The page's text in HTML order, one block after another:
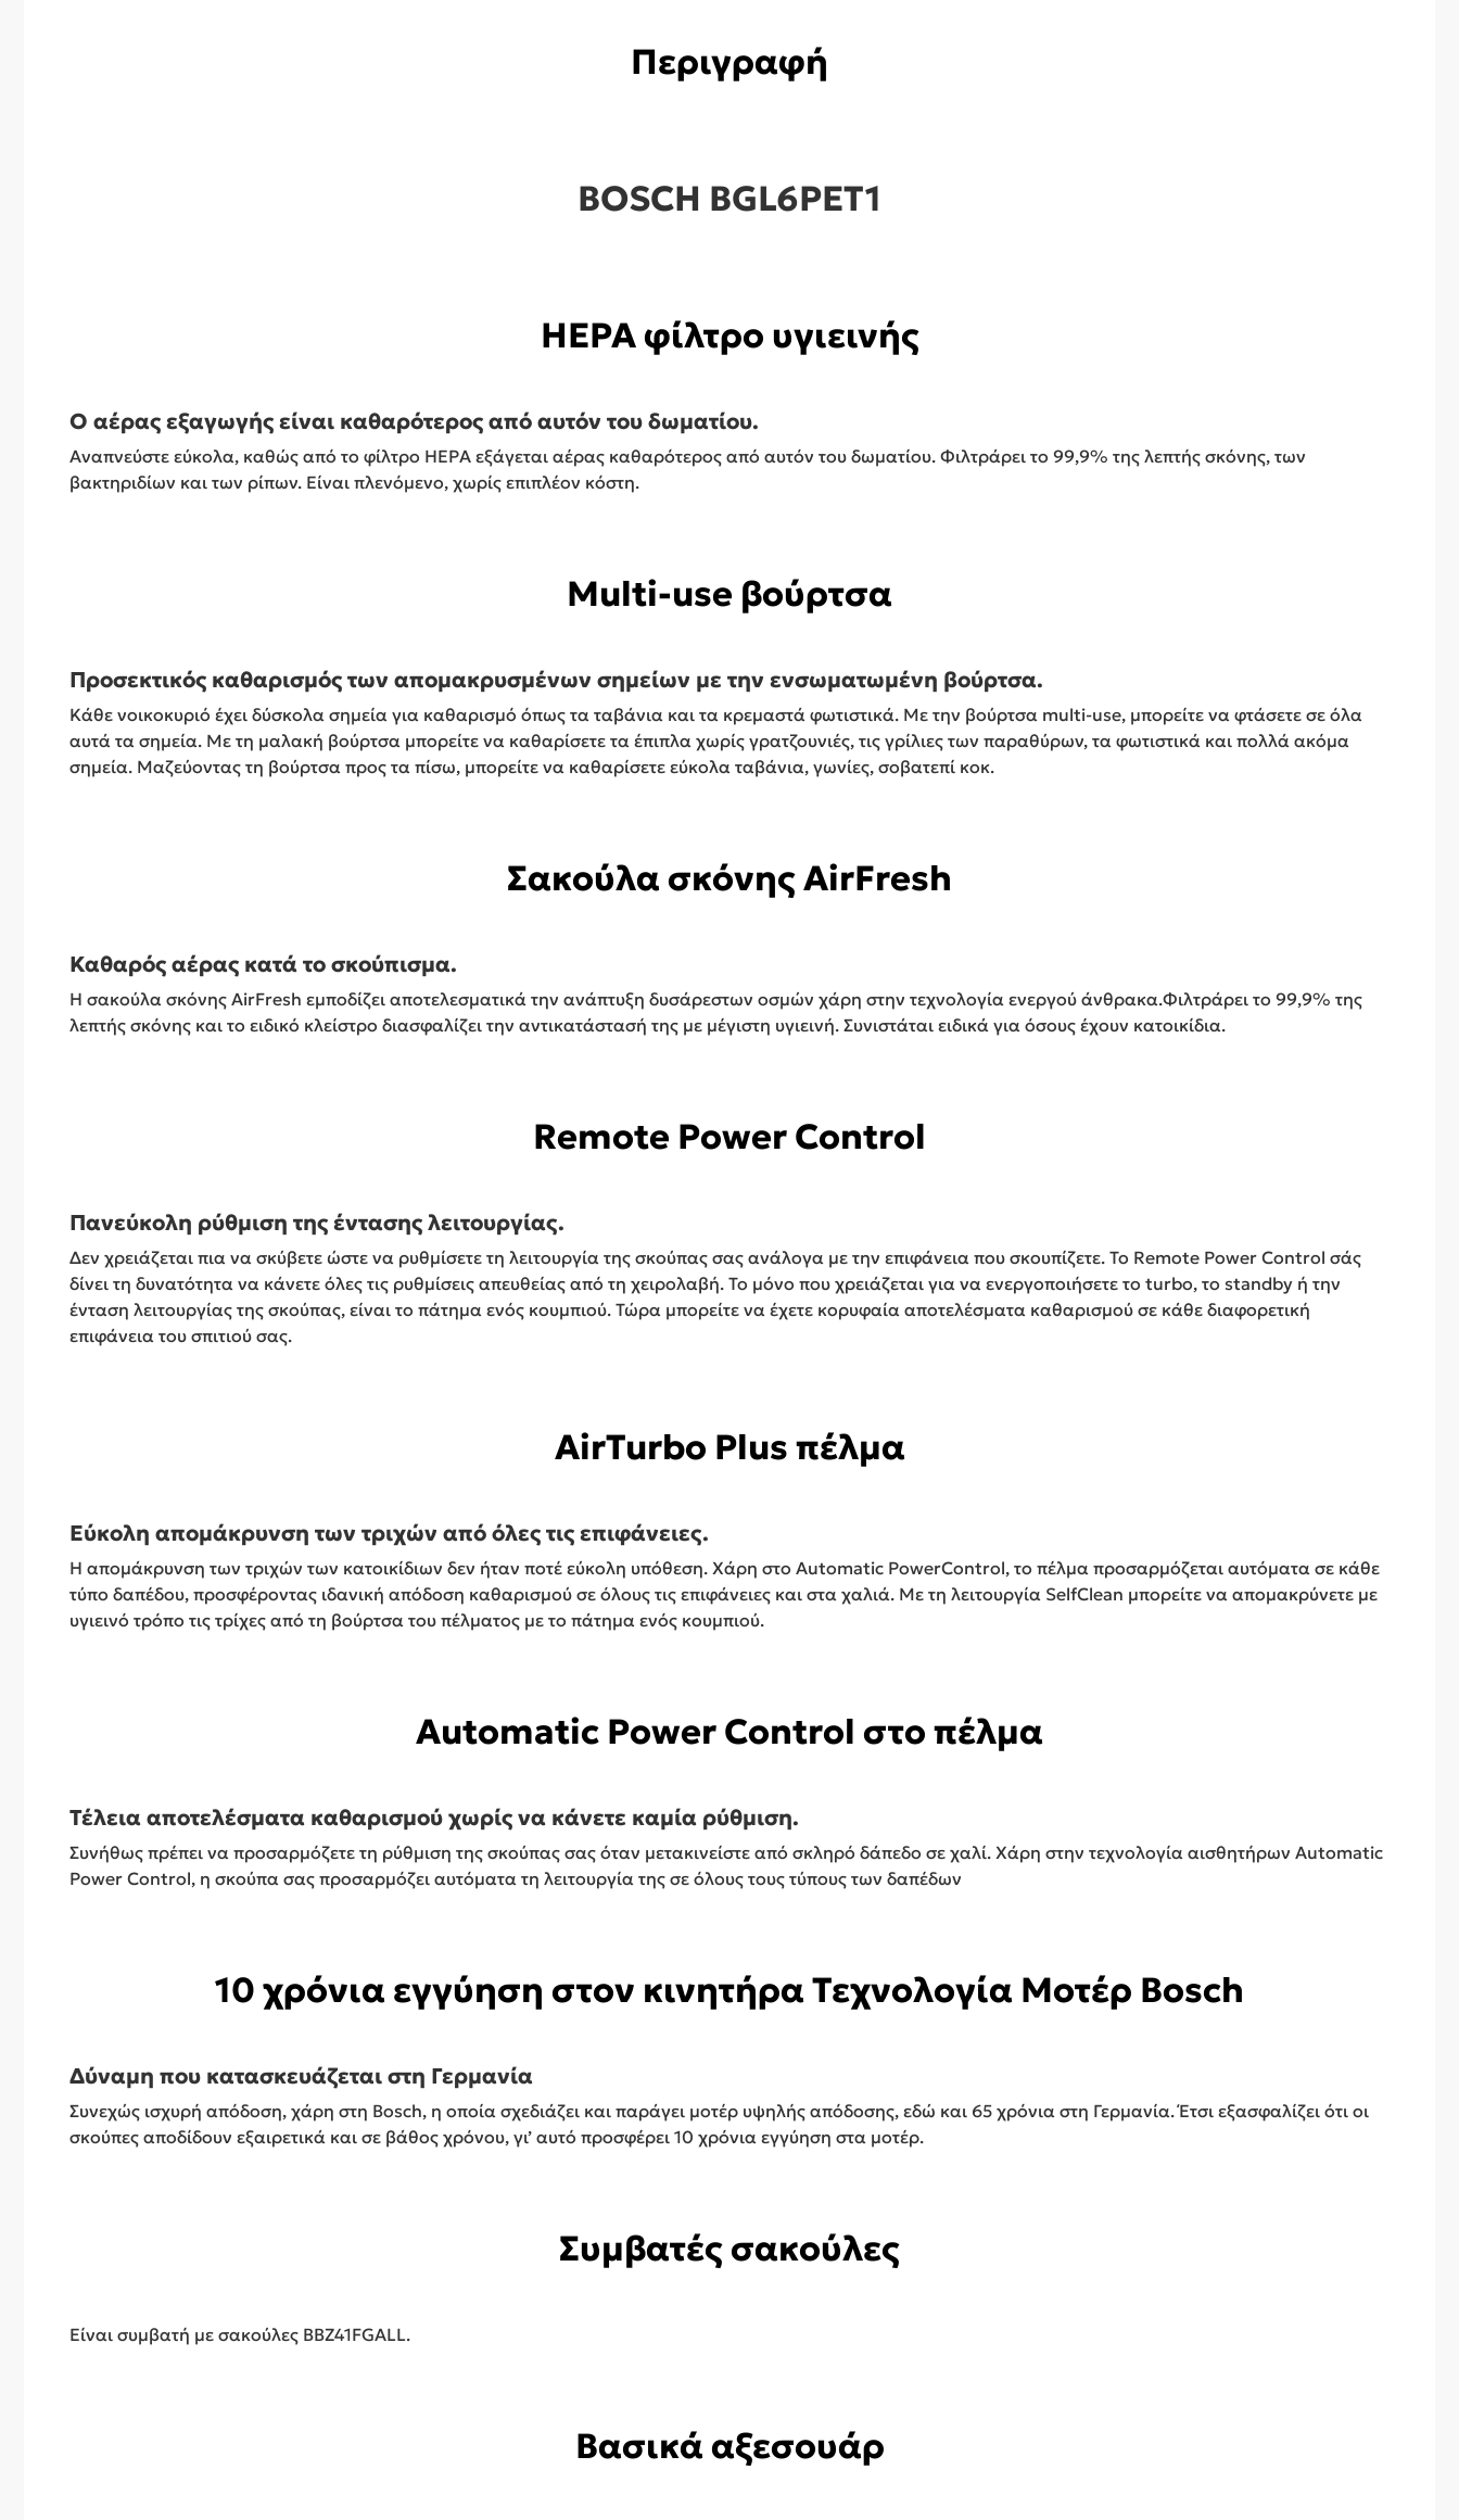
Περιγραφή
BOSCH BGL6PET1
HEPA φίλτρο υγιεινής
Ο αέρας εξαγωγής είναι καθαρότερος από αυτόν του δωματίου.
Αναπνεύστε εύκολα, καθώς από το φίλτρο HEPA εξάγεται αέρας καθαρότερος από αυτόν του δωματίου. Φιλτράρει το 99,9% της λεπτής σκόνης, των
βακτηριδίων και των ρίπων. Είναι πλενόμενο, χωρίς επιπλέον κόστη.
Multi-use βούρτσα
Προσεκτικός καθαρισμός των απομακρυσμένων σημείων με την ενσωματωμένη βούρτσα.
Κάθε νοικοκυριό έχει δύσκολα σημεία για καθαρισμό όπως τα ταβάνια και τα κρεμαστά φωτιστικά. Με την βούρτσα multi-use, μπορείτε να φτάσετε σε όλα
αυτά τα σημεία. Με τη μαλακή βούρτσα μπορείτε να καθαρίσετε τα έπιπλα χωρίς γρατζουνιές, τις γρίλιες των παραθύρων, τα φωτιστικά και πολλά ακόμα
σημεία. Μαζεύοντας τη βούρτσα προς τα πίσω, μπορείτε να καθαρίσετε εύκολα ταβάνια, γωνίες, σοβατεπί κοκ.
Σακούλα σκόνης AirFresh
Καθαρός αέρας κατά το σκούπισμα.
Η σακούλα σκόνης AirFresh εμποδίζει αποτελεσματικά την ανάπτυξη δυσάρεστων οσμών χάρη στην τεχνολογία ενεργού άνθρακα.Φιλτράρει το 99,9% της
λεπτής σκόνης και το ειδικό κλείστρο διασφαλίζει την αντικατάστασή της με μέγιστη υγιεινή. Συνιστάται ειδικά για όσους έχουν κατοικίδια.
Remote Power Control
Πανεύκολη ρύθμιση της έντασης λειτουργίας.
Δεν χρειάζεται πια να σκύβετε ώστε να ρυθμίσετε τη λειτουργία της σκούπας σας ανάλογα με την επιφάνεια που σκουπίζετε. Το Remote Power Control σάς
δίνει τη δυνατότητα να κάνετε όλες τις ρυθμίσεις απευθείας από τη χειρολαβή. Το μόνο που χρειάζεται για να ενεργοποιήσετε το turbo, το standby ή την
ένταση λειτουργίας της σκούπας, είναι το πάτημα ενός κουμπιού. Τώρα μπορείτε να έχετε κορυφαία αποτελέσματα καθαρισμού σε κάθε διαφορετική
επιφάνεια του σπιτιού σας.
AirTurbo Plus πέλμα
Εύκολη απομάκρυνση των τριχών από όλες τις επιφάνειες.
Η απομάκρυνση των τριχών των κατοικίδιων δεν ήταν ποτέ εύκολη υπόθεση. Χάρη στο Automatic PowerControl, το πέλμα προσαρμόζεται αυτόματα σε κάθε
τύπο δαπέδου, προσφέροντας ιδανική απόδοση καθαρισμού σε όλους τις επιφάνειες και στα χαλιά. Με τη λειτουργία SelfClean μπορείτε να απομακρύνετε με
υγιεινό τρόπο τις τρίχες από τη βούρτσα του πέλματος με το πάτημα ενός κουμπιού.
Automatic Power Control στο πέλμα
Τέλεια αποτελέσματα καθαρισμού χωρίς να κάνετε καμία ρύθμιση.
Συνήθως πρέπει να προσαρμόζετε τη ρύθμιση της σκούπας σας όταν μετακινείστε από σκληρό δάπεδο σε χαλί. Χάρη στην τεχνολογία αισθητήρων Automatic
Power Control, η σκούπα σας προσαρμόζει αυτόματα τη λειτουργία της σε όλους τους τύπους των δαπέδων
10 χρόνια εγγύηση στον κινητήρα Τεχνολογία Μοτέρ Bosch
Δύναμη που κατασκευάζεται στη Γερμανία
Συνεχώς ισχυρή απόδοση, χάρη στη Bosch, η οποία σχεδιάζει και παράγει μοτέρ υψηλής απόδοσης, εδώ και 65 χρόνια στη Γερμανία. Έτσι εξασφαλίζει ότι οι
σκούπες αποδίδουν εξαιρετικά και σε βάθος χρόνου, γι’ αυτό προσφέρει 10 χρόνια εγγύηση στα μοτέρ.
Συμβατές σακούλες
Είναι συμβατή με σακούλες BBZ41FGALL.
Βασικά αξεσουάρ